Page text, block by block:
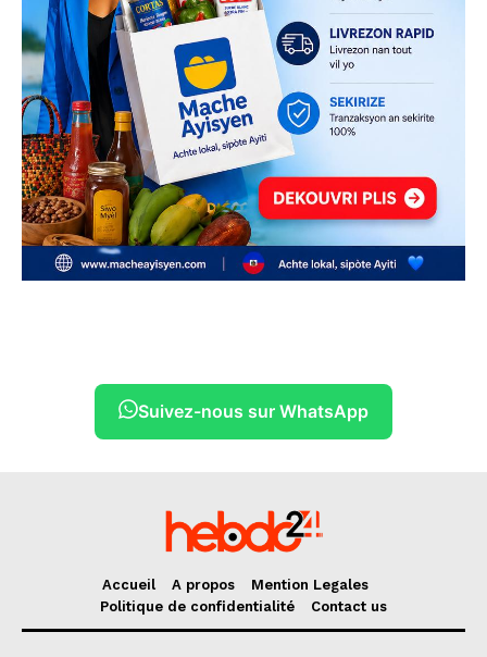
Suivez-nous sur WhatsApp
Accueil A propos
Mention Legales
Politique de confidentialité
Contact us